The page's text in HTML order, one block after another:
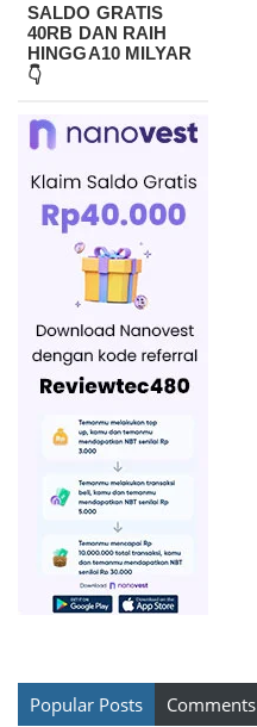
SALDO GRATIS
40RB DAN RAIH
HINGGA10 MILYAR
👇
Popular Posts Comments